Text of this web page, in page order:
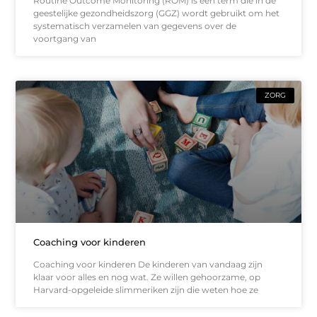
geestelijke gezondheidszorg (GGZ) wordt gebruikt om het
systematisch verzamelen van gegevens over de
voortgang van
ZORG
Coaching voor kinderen
Coaching voor kinderen De kinderen van vandaag zijn
klaar voor alles en nog wat. Ze willen gehoorzame, op
Harvard-opgeleide slimmeriken zijn die weten hoe ze